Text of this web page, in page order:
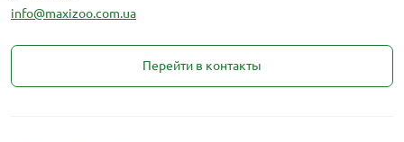
info@maxizoo.com.ua
Перейти в контакты